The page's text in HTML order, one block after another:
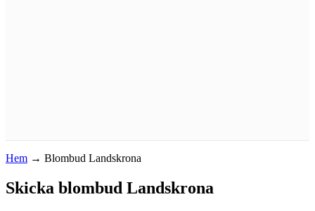
Hem → Blombud Landskrona
Skicka blombud Landskrona